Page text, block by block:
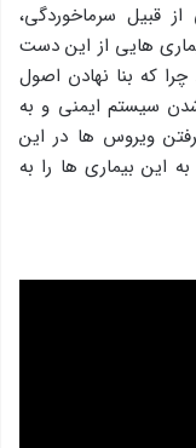
قبیل سرماخوردگی،
هایی از این دست
که بنا نهادن اصول
سیستم ایمنی و به
ویروس ها در این
این بیماری ها را به